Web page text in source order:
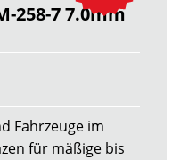
258-7 7.0mm
Fahrzeuge im
für mäßige bis